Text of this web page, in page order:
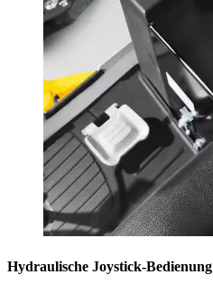
Hydraulische Joystick-Bedienung